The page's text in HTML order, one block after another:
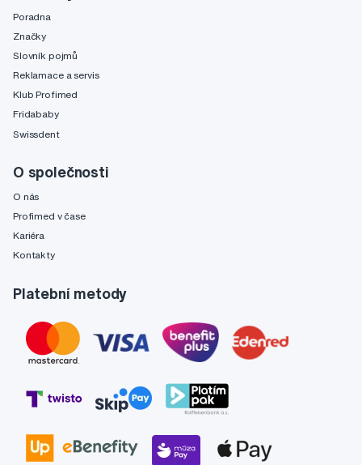
Poradna
Značky
Slovník pojmů
Reklamace a servis
Klub Profimed
Fridababy
Swissdent
O společnosti
O nás
Profimed v čase
Kariéra
Kontakty
Platební metody